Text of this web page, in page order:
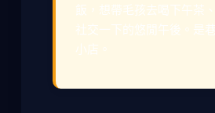
飯，想帶毛孩去喝下午茶
社交一下的悠閒午後。是
小店。